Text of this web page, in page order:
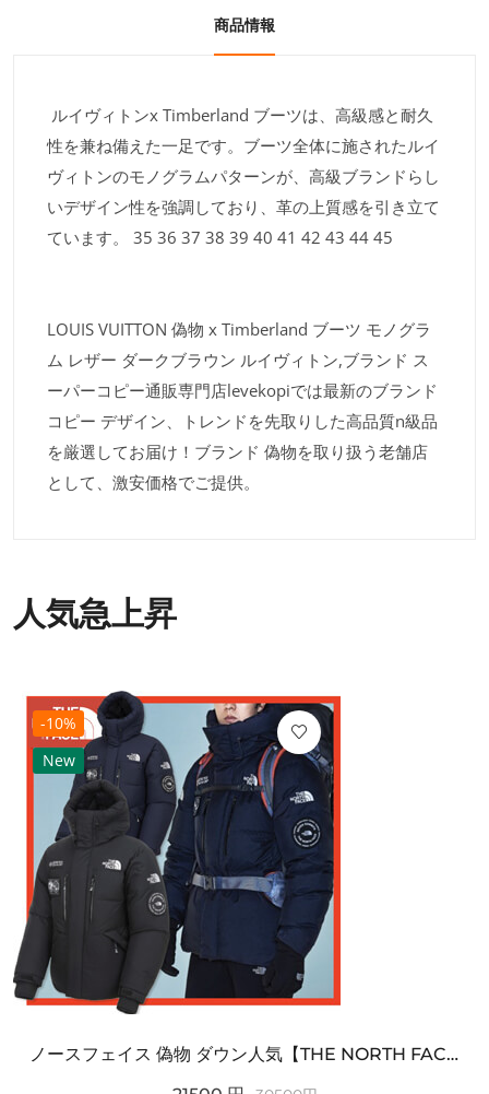
商品情報
ルイヴィトンx Timberland ブーツは、高級感と耐久
性を兼ね備えた一足です。ブーツ全体に施されたルイ
ヴィトンのモノグラムパターンが、高級ブランドらし
いデザイン性を強調しており、革の上質感を引き立て
ています。 35 36 37 38 39 40 41 42 43 44 45
LOUIS VUITTON 偽物 x Timberland ブーツ モノグラ
ム レザー ダークブラウン ルイヴィトン,ブランド ス
ーパーコピー通販専門店levekopiでは最新のブランド
コピー デザイン、トレンドを先取りした高品質n級品
を厳選してお届け！ブランド 偽物を取り扱う老舗店
として、激安価格でご提供。
人気急上昇
-10%
New
ノースフェイス 偽物 ダウン人気【THE NORTH FACE】M'S 7 SUMMIT HIM...